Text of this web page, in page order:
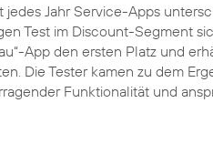
Jahr Service-Apps
Test im Discount-Segment
App den ersten Platz und
Die Tester kamen zu dem
Funktionalität und